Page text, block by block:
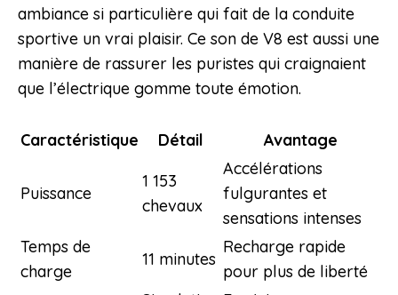
ambiance si particulière qui fait de la conduite
sportive un vrai plaisir. Ce son de V8 est aussi une
manière de rassurer les puristes qui craignaient
que l’électrique gomme toute émotion.
Caractéristique Détail Avantage
Puissance
1 153
chevaux
Accélérations
fulgurantes et
sensations intenses
Temps de
charge
11 minutes
Recharge rapide
pour plus de liberté